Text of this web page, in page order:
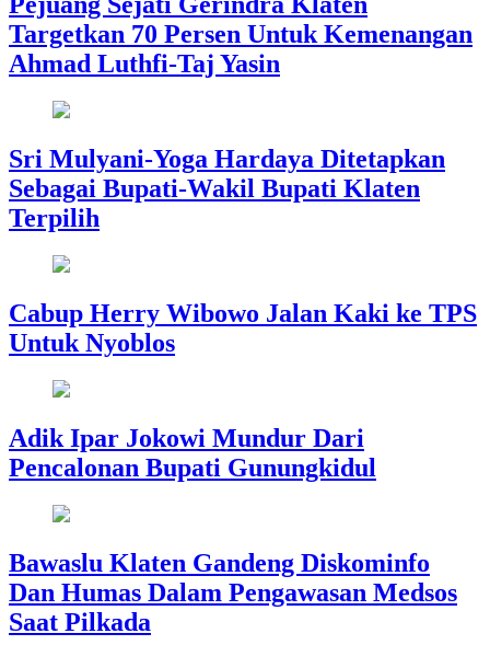
Targetkan 70 Persen Untuk Kemenangan
Ahmad Luthfi-Taj Yasin
Sri Mulyani-Yoga Hardaya Ditetapkan
Sebagai Bupati-Wakil Bupati Klaten
Terpilih
Cabup Herry Wibowo Jalan Kaki ke TPS
Untuk Nyoblos
Adik Ipar Jokowi Mundur Dari
Pencalonan Bupati Gunungkidul
Bawaslu Klaten Gandeng Diskominfo
Dan Humas Dalam Pengawasan Medsos
Saat Pilkada